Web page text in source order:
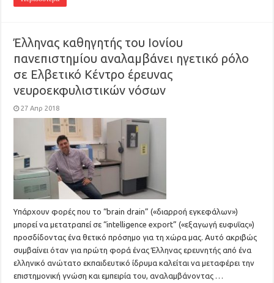
Έλληνας καθηγητής του Ιονίου
πανεπιστημίου αναλαμβάνει ηγετικό ρόλο
σε Ελβετικό Κέντρο έρευνας
νευροεκφυλιστικών νόσων
27 Απρ 2018
Υπάρχουν φορές που το “brain drain” («διαρροή εγκεφάλων»)
μπορεί να μετατραπεί σε “intelligence export” («εξαγωγή ευφυΐας»)
προσδίδοντας ένα θετικό πρόσημο για τη χώρα μας. Αυτό ακριβώς
συμβαίνει όταν για πρώτη φορά ένας Έλληνας ερευνητής από ένα
ελληνικό ανώτατο εκπαιδευτικό ίδρυμα καλείται να μεταφέρει την
επιστημονική γνώση και εμπειρία του, αναλαμβάνοντας …